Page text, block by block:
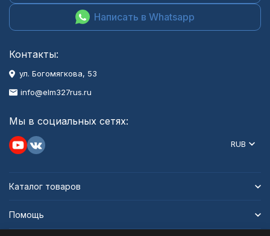
Написать в Whatsapp
Контакты:
ул. Богомягкова, 53
info@elm327rus.ru
Мы в социальных сетях:
RUB
Каталог товаров
Помощь